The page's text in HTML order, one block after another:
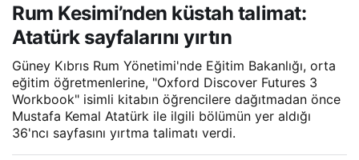
yırtın
Rum Kesimi’nden küstah talimat:
Atatürk sayfalarını yırtın
Güney Kıbrıs Rum Yönetimi'nde Eğitim Bakanlığı, orta
eğitim öğretmenlerine, "Oxford Discover Futures 3
Workbook" isimli kitabın öğrencilere dağıtmadan önce
Mustafa Kemal Atatürk ile ilgili bölümün yer aldığı
36'ncı sayfasını yırtma talimatı verdi.